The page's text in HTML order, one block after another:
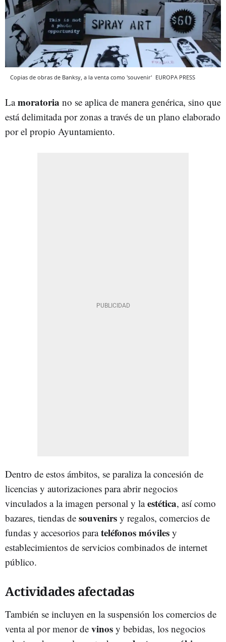
Copias de obras de Banksy, a la venta como 'souvenir' EUROPA PRESS
Lamoratoria no se aplica de manera genérica, sino que
está delimitada por zonas a través de un plano elaborado
por el propio Ayuntamiento.
Dentro de estos ámbitos, se paraliza la concesión de
licencias y autorizaciones para abrir negocios
vinculados a la imagen personal y laestética, así como
bazares, tiendas de souvenirs y regalos, comercios de
fundas y accesorios parateléfonos móviles y
establecimientos de servicios combinados de internet
público.
Actividades afectadas
También se incluyen en la suspensión los comercios de
venta al por menor de vinos y bebidas, los negocios